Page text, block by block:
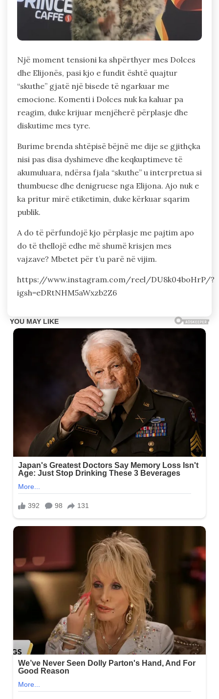
Një moment tensioni ka shpërthyer mes Dolces
dhe Elijonës, pasi kjo e fundit është quajtur
“skuthe” gjatë një bisede të ngarkuar me
emocione. Komenti i Dolces nuk ka kaluar pa
reagim, duke krijuar menjëherë përplasje dhe
diskutime mes tyre.
Burime brenda shtëpisë bëjnë me dije se gjithçka
nisi pas disa dyshimeve dhe keqkuptimeve të
akumuluara, ndërsa fjala “skuthe” u interpretua si
thumbuese dhe denigruese nga Elijona. Ajo nuk e
ka pritur mirë etiketimin, duke kërkuar sqarim
publik.
A do të përfundojë kjo përplasje me pajtim apo
do të thellojë edhe më shumë krisjen mes
vajzave? Mbetet për t’u parë në vijim.
https://www.instagram.com/reel/DU8k04boHrP/?
igsh=eDRtNHM5aWxzb2Z6